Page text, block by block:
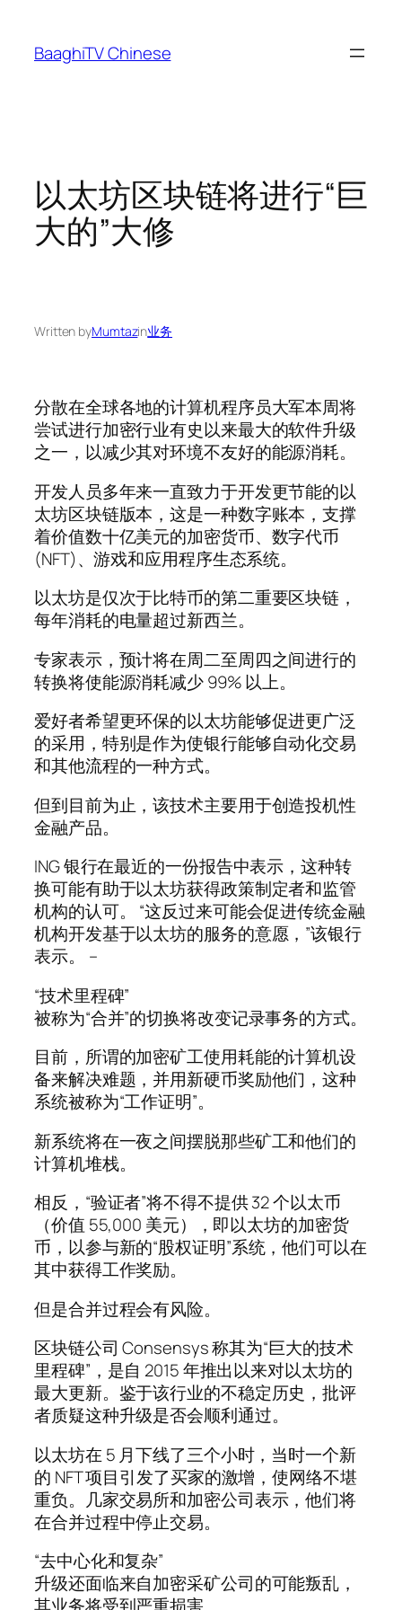
content
BaaghiTV Chinese
以太坊区块链将进行“巨
大的”大修
Written byMumtazin业务
分散在全球各地的计算机程序员大军本周将
尝试进行加密行业有史以来最大的软件升级
之一，以减少其对环境不友好的能源消耗。
开发人员多年来一直致力于开发更节能的以
太坊区块链版本，这是一种数字账本，支撑
着价值数十亿美元的加密货币、数字代币
(NFT)、游戏和应用程序生态系统。
以太坊是仅次于比特币的第二重要区块链，
每年消耗的电量超过新西兰。
专家表示，预计将在周二至周四之间进行的
转换将使能源消耗减少 99% 以上。
爱好者希望更环保的以太坊能够促进更广泛
的采用，特别是作为使银行能够自动化交易
和其他流程的一种方式。
但到目前为止，该技术主要用于创造投机性
金融产品。
ING 银行在最近的一份报告中表示，这种转
换可能有助于以太坊获得政策制定者和监管
机构的认可。 “这反过来可能会促进传统金融
机构开发基于以太坊的服务的意愿，”该银行
表示。 –
“技术里程碑”
被称为“合并”的切换将改变记录事务的方式。
目前，所谓的加密矿工使用耗能的计算机设
备来解决难题，并用新硬币奖励他们，这种
系统被称为“工作证明”。
新系统将在一夜之间摆脱那些矿工和他们的
计算机堆栈。
相反，“验证者”将不得不提供 32 个以太币
（价值 55,000 美元），即以太坊的加密货
币，以参与新的“股权证明”系统，他们可以在
其中获得工作奖励。
但是合并过程会有风险。
区块链公司 Consensys 称其为“巨大的技术
里程碑”，是自 2015 年推出以来对以太坊的
最大更新。鉴于该行业的不稳定历史，批评
者质疑这种升级是否会顺利通过。
以太坊在 5 月下线了三个小时，当时一个新
的 NFT 项目引发了买家的激增，使网络不堪
重负。几家交易所和加密公司表示，他们将
在合并过程中停止交易。
“去中心化和复杂”
升级还面临来自加密采矿公司的可能叛乱，